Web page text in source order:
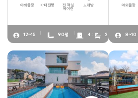
야외풀장 바다전망
전 객실
에어컨
노래방
12~15 90평 4 : 2
야외풀장
8~10